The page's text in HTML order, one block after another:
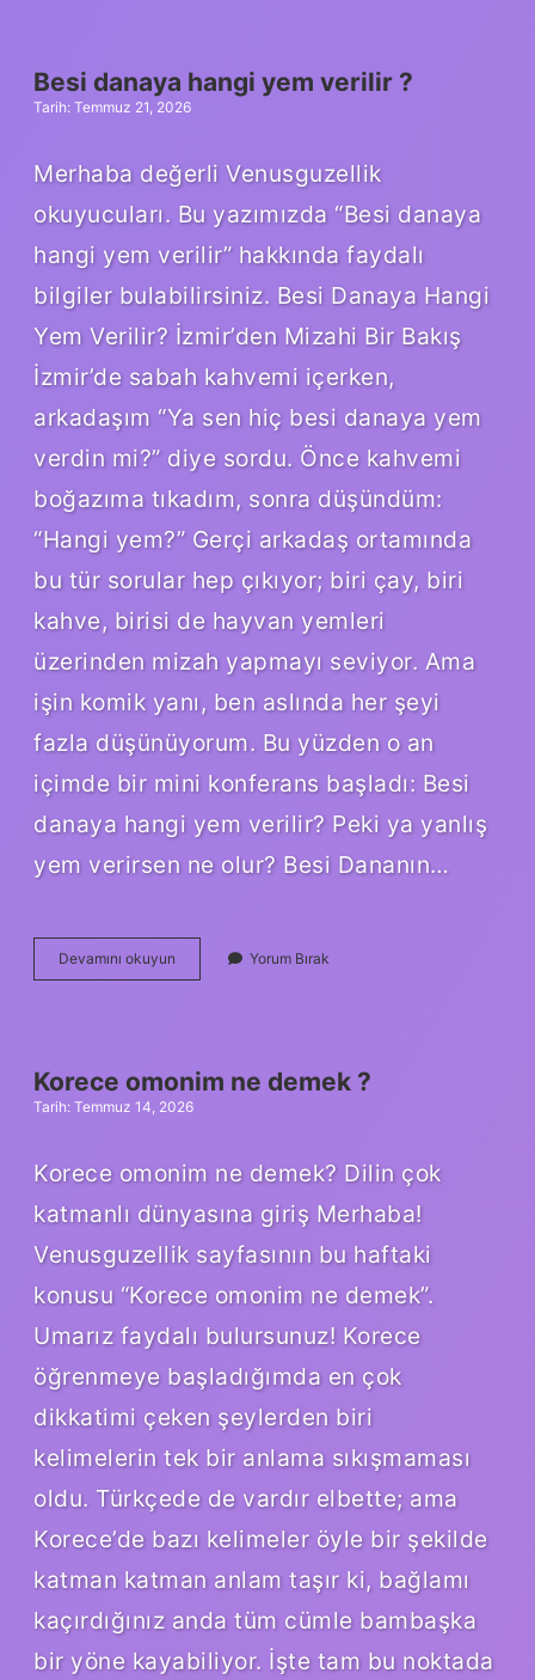
mi
?
Besi danaya hangi yem verilir ?
Tarih: Temmuz 21, 2026
Merhaba değerli Venusguzellik
okuyucuları. Bu yazımızda “Besi danaya
hangi yem verilir” hakkında faydalı
bilgiler bulabilirsiniz. Besi Danaya Hangi
Yem Verilir? İzmir’den Mizahi Bir Bakış
İzmir’de sabah kahvemi içerken,
arkadaşım “Ya sen hiç besi danaya yem
verdin mi?” diye sordu. Önce kahvemi
boğazıma tıkadım, sonra düşündüm:
“Hangi yem?” Gerçi arkadaş ortamında
bu tür sorular hep çıkıyor; biri çay, biri
kahve, birisi de hayvan yemleri
üzerinden mizah yapmayı seviyor. Ama
işin komik yanı, ben aslında her şeyi
fazla düşünüyorum. Bu yüzden o an
içimde bir mini konferans başladı: Besi
danaya hangi yem verilir? Peki ya yanlış
yem verirsen ne olur? Besi Dananın…
Devamını okuyun
danaya
Yorum Bırak
Korece omonim ne demek ?
Tarih: Temmuz 14, 2026
Korece omonim ne demek? Dilin çok
katmanlı dünyasına giriş Merhaba!
Venusguzellik sayfasının bu haftaki
konusu “Korece omonim ne demek”.
Umarız faydalı bulursunuz! Korece
öğrenmeye başladığımda en çok
dikkatimi çeken şeylerden biri
kelimelerin tek bir anlama sıkışmaması
oldu. Türkçede de vardır elbette; ama
Korece’de bazı kelimeler öyle bir şekilde
katman katman anlam taşır ki, bağlamı
kaçırdığınız anda tüm cümle bambaşka
bir yöne kayabiliyor. İşte tam bu noktada